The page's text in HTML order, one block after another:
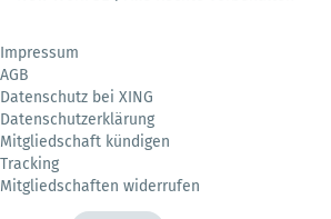
Impressum
AGB
Datenschutz bei XING
Datenschutzerklärung
Mitgliedschaft kündigen
Tracking
Mitgliedschaften widerrufen